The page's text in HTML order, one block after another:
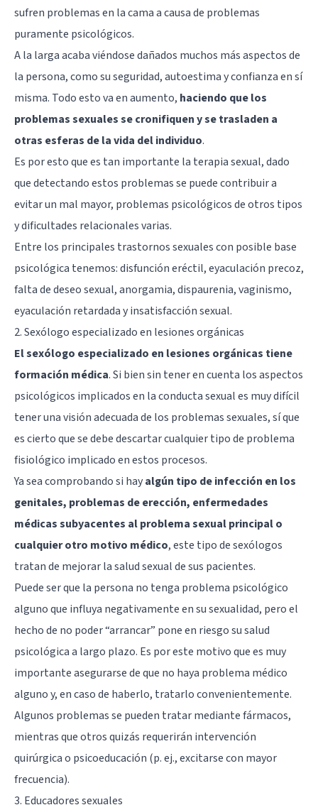
sufren problemas en la cama a causa de problemas
puramente psicológicos.
A la larga acaba viéndose dañados muchos más aspectos de
la persona, como su seguridad, autoestima y confianza en sí
misma. Todo esto va en aumento, haciendo que los
problemas sexuales se cronifiquen y se trasladen a
otras esferas de la vida del individuo.
Es por esto que es tan importante la terapia sexual, dado
que detectando estos problemas se puede contribuir a
evitar un mal mayor, problemas psicológicos de otros tipos
y dificultades relacionales varias.
Entre los principales trastornos sexuales con posible base
psicológica tenemos: disfunción eréctil, eyaculación precoz,
falta de deseo sexual, anorgamia, dispaurenia, vaginismo,
eyaculación retardada y insatisfacción sexual.
2. Sexólogo especializado en lesiones orgánicas
El sexólogo especializado en lesiones orgánicas tiene
formación médica. Si bien sin tener en cuenta los aspectos
psicológicos implicados en la conducta sexual es muy difícil
tener una visión adecuada de los problemas sexuales, sí que
es cierto que se debe descartar cualquier tipo de problema
fisiológico implicado en estos procesos.
Ya sea comprobando si hayalgún tipo de infección en los
genitales, problemas de erección, enfermedades
médicas subyacentes al problema sexual principal o
cualquier otro motivo médico, este tipo de sexólogos
tratan de mejorar la salud sexual de sus pacientes.
Puede ser que la persona no tenga problema psicológico
alguno que influya negativamente en su sexualidad, pero el
hecho de no poder “arrancar” pone en riesgo su salud
psicológica a largo plazo. Es por este motivo que es muy
importante asegurarse de que no haya problema médico
alguno y, en caso de haberlo, tratarlo convenientemente.
Algunos problemas se pueden tratar mediante fármacos,
mientras que otros quizás requerirán intervención
quirúrgica o psicoeducación (p. ej., excitarse con mayor
frecuencia).
3. Educadores sexuales